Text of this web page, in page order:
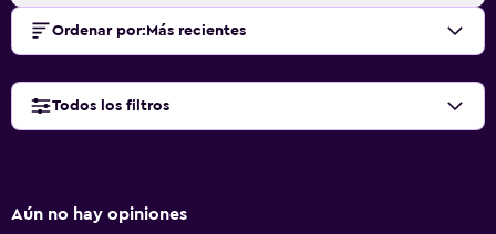
Ordenar por: Más recientes
Todos los filtros
Aún no hay opiniones